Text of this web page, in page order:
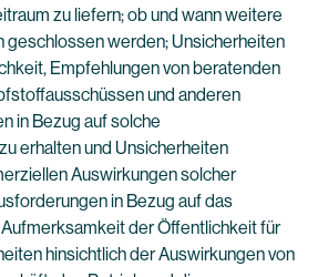
zu liefern; ob und wann weitere
geschlossen werden; Unsicherheiten
Empfehlungen von beratenden
und anderen
in Bezug auf solche
erhalten und Unsicherheiten
Auswirkungen solcher
in Bezug auf das
der Öffentlichkeit für
hinsichtlich der Auswirkungen von